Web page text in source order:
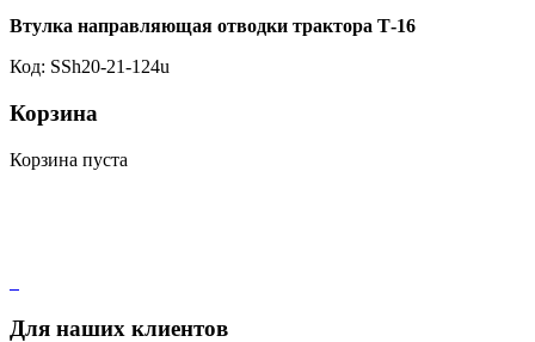
Втулка направляющая отводки трактора Т-16
Код: SSh20-21-124u
Корзина
Корзина пуста
Для наших клиентов